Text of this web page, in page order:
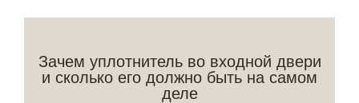
Зачем уплотнитель во входной двери
и сколько его должно быть на самом
деле